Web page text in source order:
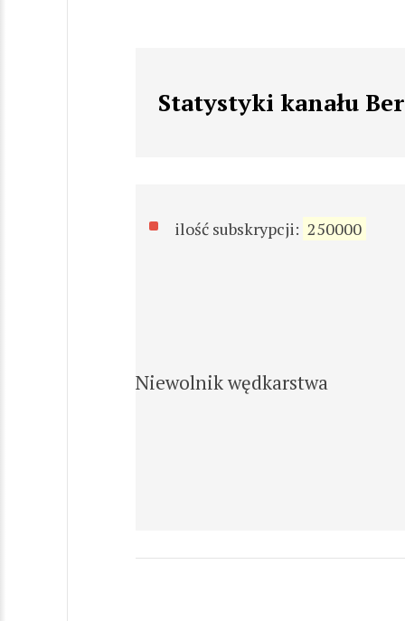
Statystyki kanału
ilość subskrypcji: 250000
Niewolnik wędkarstwa